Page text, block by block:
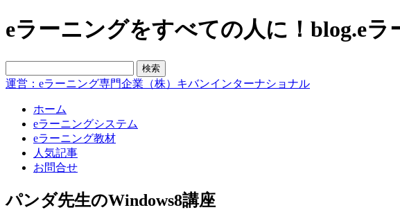
eラーニングをすべての人に！blog.eラ
運営：eラーニング専門企業（株）キバンインターナショナル
ホーム
eラーニングシステム
eラーニング教材
人気記事
お問合せ
パンダ先生のWindows8講座